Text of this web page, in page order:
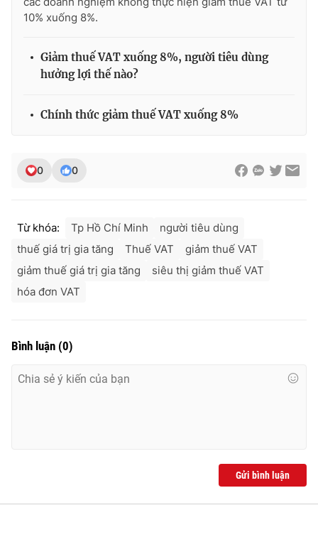
10% xuống 8%.
Giảm thuế VAT xuống 8%, người tiêu dùng
hưởng lợi thế nào?
Chính thức giảm thuế VAT xuống 8%
0 0
Từ khóa: Tp Hồ Chí Minh
người tiêu dùng
thuế giá trị gia tăng
Thuế VAT
giảm thuế VAT
giảm thuế giá trị gia tăng
siêu thị giảm thuế VAT
hóa đơn VAT
Bình luận (0)
Gửi bình luận